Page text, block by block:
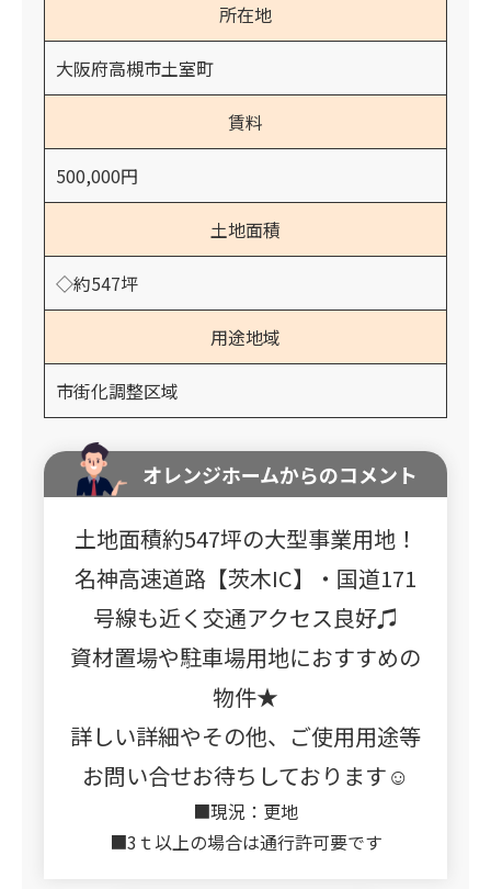
所在地
大阪府高槻市土室町
賃料
500,000円
土地面積
◇約547坪
用途地域
市街化調整区域
オレンジホームからのコメント
土地面積約547坪の大型事業用地！
名神高速道路【茨木IC】・国道171
号線も近く交通アクセス良好♫
資材置場や駐車場用地におすすめの
物件★
詳しい詳細やその他、ご使用用途等
お問い合せお待ちしております☺
■現況：更地
■3ｔ以上の場合は通行許可要です